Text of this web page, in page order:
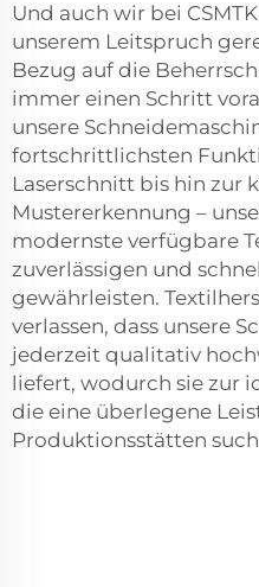
Und auch wir bei
unserem Leitspruch
Bezug auf die
immer einen Schritt
unsere
fortschrittlichsten
Laserschnitt bis hin zur
Mustererkennung –
modernste verfügbare
zuverlässigen und
gewährleisten.
verlassen, dass unsere
jederzeit qualitativ
liefert, wodurch sie zur
die eine überlegene
Produktionsstätten